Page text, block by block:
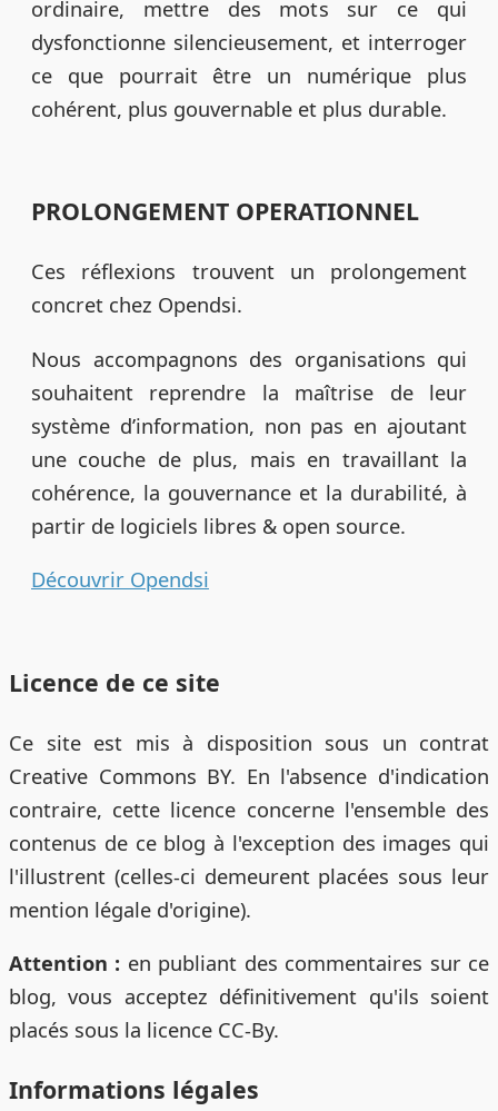
ordinaire, mettre des mots sur ce qui
dysfonctionne silencieusement, et interroger
ce que pourrait être un numérique plus
cohérent, plus gouvernable et plus durable.
PROLONGEMENT OPERATIONNEL
Ces réflexions trouvent un prolongement
concret chez Opendsi.
Nous accompagnons des organisations qui
souhaitent reprendre la maîtrise de leur
système d’information, non pas en ajoutant
une couche de plus, mais en travaillant la
cohérence, la gouvernance et la durabilité, à
partir de logiciels libres & open source.
Découvrir Opendsi
Licence de ce site
Ce site est mis à disposition sous un contrat
Creative Commons BY. En l'absence d'indication
contraire, cette licence concerne l'ensemble des
contenus de ce blog à l'exception des images qui
l'illustrent (celles-ci demeurent placées sous leur
mention légale d'origine).
Attention : en publiant des commentaires sur ce
blog, vous acceptez définitivement qu'ils soient
placés sous la licence CC-By.
Informations légales